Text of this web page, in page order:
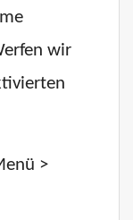
wir
>